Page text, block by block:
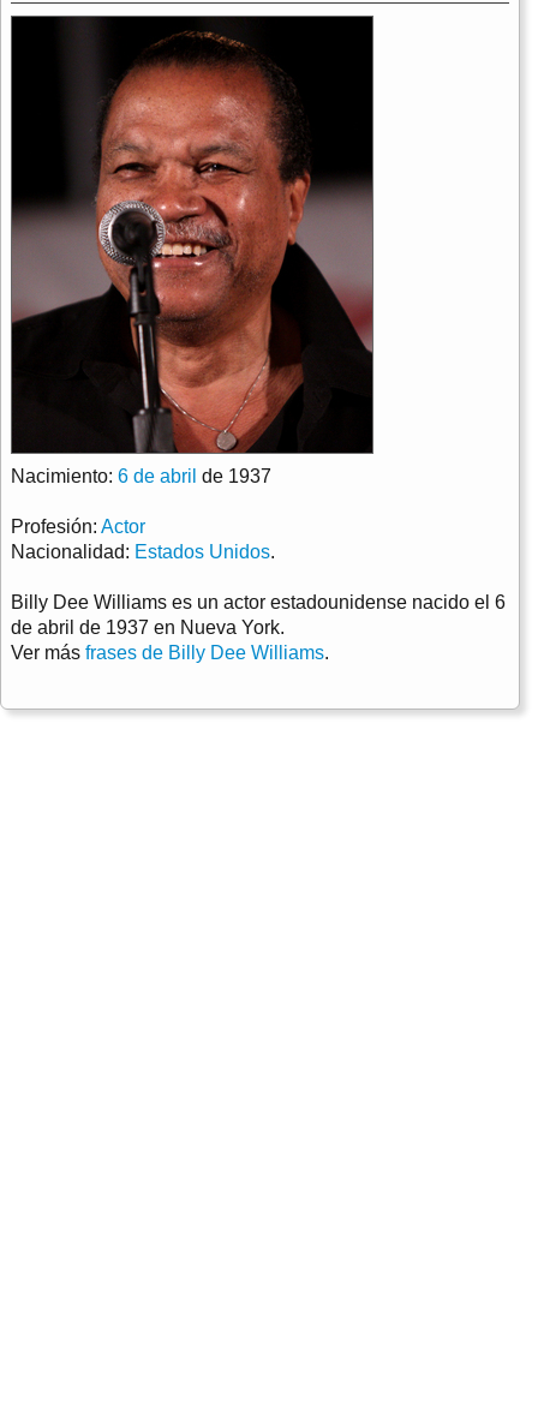
Nacimiento: 6 de abril de 1937
Profesión: Actor
Nacionalidad: Estados Unidos.
Billy Dee Williams es un actor estadounidense nacido el 6
de abril de 1937 en Nueva York.
Ver más frases de Billy Dee Williams.